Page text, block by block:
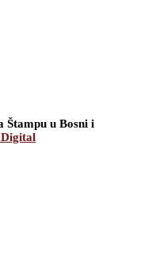
Štampu u Bosni i